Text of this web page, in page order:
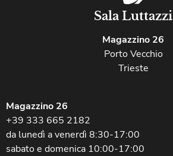
Sala Luttazzi
Magazzino 26
Porto Vecchio
Trieste
Magazzino 26
+39 333 665 2182
da lunedì a venerdì 8:30-17:00
sabato e domenica 10:00-17:00